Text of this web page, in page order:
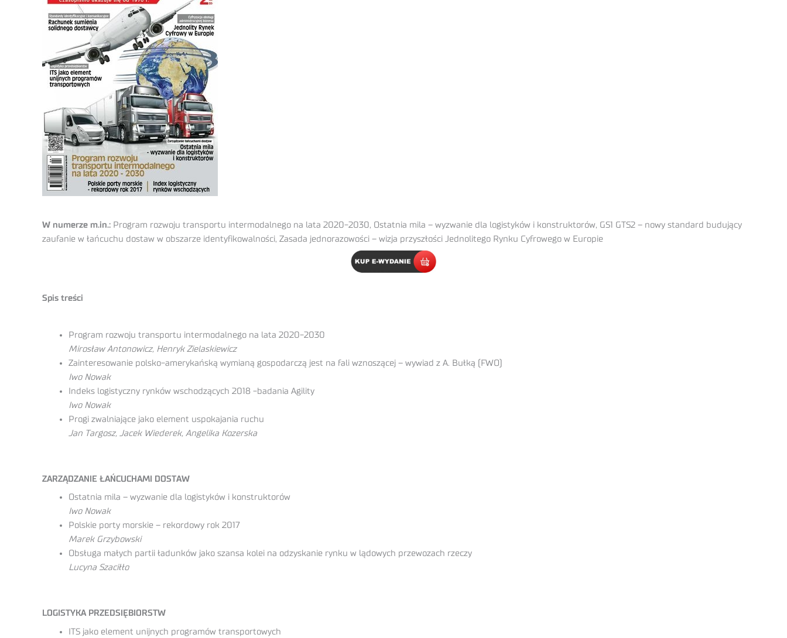
W numerze m.in.: Program rozwoju transportu intermodalnego na lata 2020-2030, Ostatnia mila – wyzwanie dla logistyków i konstruktorów, GS1 GTS2 – nowy standard budujący
zaufanie w łańcuchu dostaw w obszarze identyfikowalności, Zasada jednorazowości – wizja przyszłości Jednolitego Rynku Cyfrowego w Europie
Spis treści
Program rozwoju transportu intermodalnego na lata 2020-2030
Mirosław Antonowicz, Henryk Zielaskiewicz
Zainteresowanie polsko-amerykańską wymianą gospodarczą jest na fali wznoszącej – wywiad z A. Bułką (FWO)
Iwo Nowak
Indeks logistyczny rynków wschodzących 2018 -badania Agility
Iwo Nowak
Progi zwalniające jako element uspokajania ruchu
Jan Targosz, Jacek Wiederek, Angelika Kozerska
ZARZĄDZANIE ŁAŃCUCHAMI DOSTAW
Ostatnia mila – wyzwanie dla logistyków i konstruktorów
Iwo Nowak
Polskie porty morskie – rekordowy rok 2017
Marek Grzybowski
Obsługa małych partii ładunków jako szansa kolei na odzyskanie rynku w lądowych przewozach rzeczy
Lucyna Szaciłło
LOGISTYKA PRZEDSIĘBIORSTW
ITS jako element unijnych programów transportowych